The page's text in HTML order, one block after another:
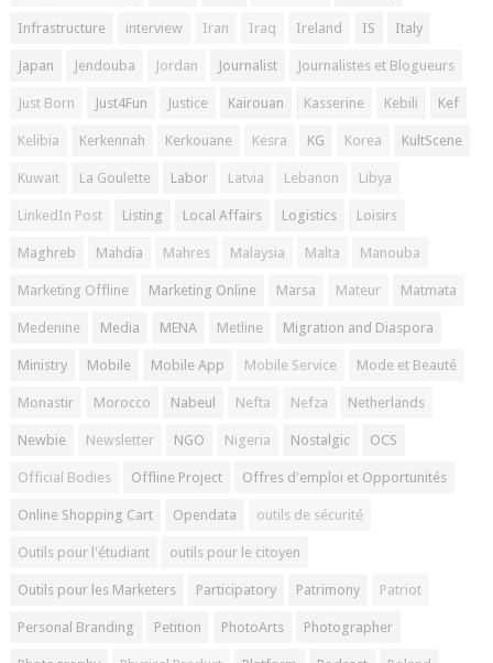
Infrastructure interview Iran Iraq Ireland IS Italy
Japan Jendouba Jordan Journalist Journalistes et Blogueurs
Just Born Just4Fun Justice Kairouan Kasserine Kebili Kef
Kelibia Kerkennah Kerkouane Kesra KG Korea KultScene
Kuwait La Goulette Labor Latvia Lebanon Libya
LinkedIn Post Listing Local Affairs Logistics Loisirs
Maghreb Mahdia Mahres Malaysia Malta Manouba
Marketing Offline Marketing Online Marsa Mateur Matmata
Medenine Media MENA Metline Migration and Diaspora
Ministry Mobile Mobile App Mobile Service Mode et Beauté
Monastir Morocco Nabeul Nefta Nefza Netherlands
Newbie Newsletter NGO Nigeria Nostalgic OCS
Official Bodies Offline Project Offres d'emploi et Opportunités
Online Shopping Cart Opendata outils de sécurité
Outils pour l'étudiant outils pour le citoyen
Outils pour les Marketers Participatory Patrimony Patriot
Personal Branding Petition PhotoArts Photographer